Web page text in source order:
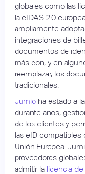
globales como las
la eIDAS 2.0
ampliamente
integraciones de
documentos de
más con, y en
reemplazar, los
tradicionales.
Jumio ha estado a
durante años,
de los clientes y
las eID compatibles
Unión Europea.
proveedores
admitir la licencia